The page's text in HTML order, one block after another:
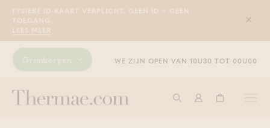
FYSIEKE ID-KAART VERPLICHT. GEEN ID = GEEN
TOEGANG.
LEES MEER
Sluit
Grimbergen WE ZIJN OPEN VAN 10U30 TOT 00U00
Start met zoeken
Aanmelden